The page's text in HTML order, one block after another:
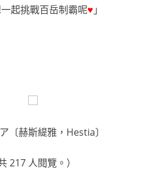
一起挑戰百岳制霸呢♥ 」
〔赫斯緹雅，Hestia〕
217 人閱覽。）